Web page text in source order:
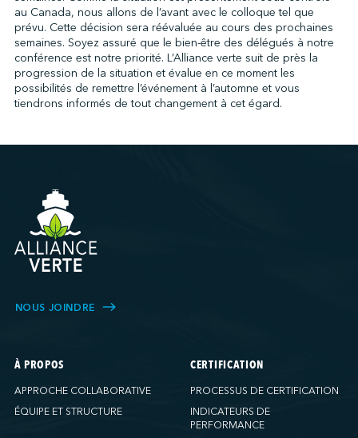
au Canada, nous allons de l’avant avec le colloque tel que
prévu. Cette décision sera réévaluée au cours des prochaines
semaines. Soyez assuré que le bien-être des délégués à notre
conférence est notre priorité. L’Alliance verte suit de près la
progression de la situation et évalue en ce moment les
possibilités de remettre l’événement à l’automne et vous
tiendrons informés de tout changement à cet égard.
NOUS JOINDRE
À PROPOS
APPROCHE COLLABORATIVE
ÉQUIPE ET STRUCTURE
CERTIFICATION
PROCESSUS DE CERTIFICATION
INDICATEURS DE
PERFORMANCE